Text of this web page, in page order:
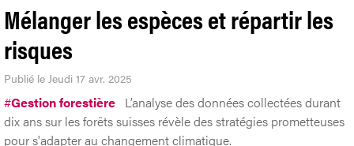
Mélanger les espèces et répartir les
risques
Publié le Jeudi 17 avr. 2025
#Gestion forestière L’analyse des données collectées durant
dix ans sur les forêts suisses révèle des stratégies prometteuses
pour s'adapter au changement climatique.